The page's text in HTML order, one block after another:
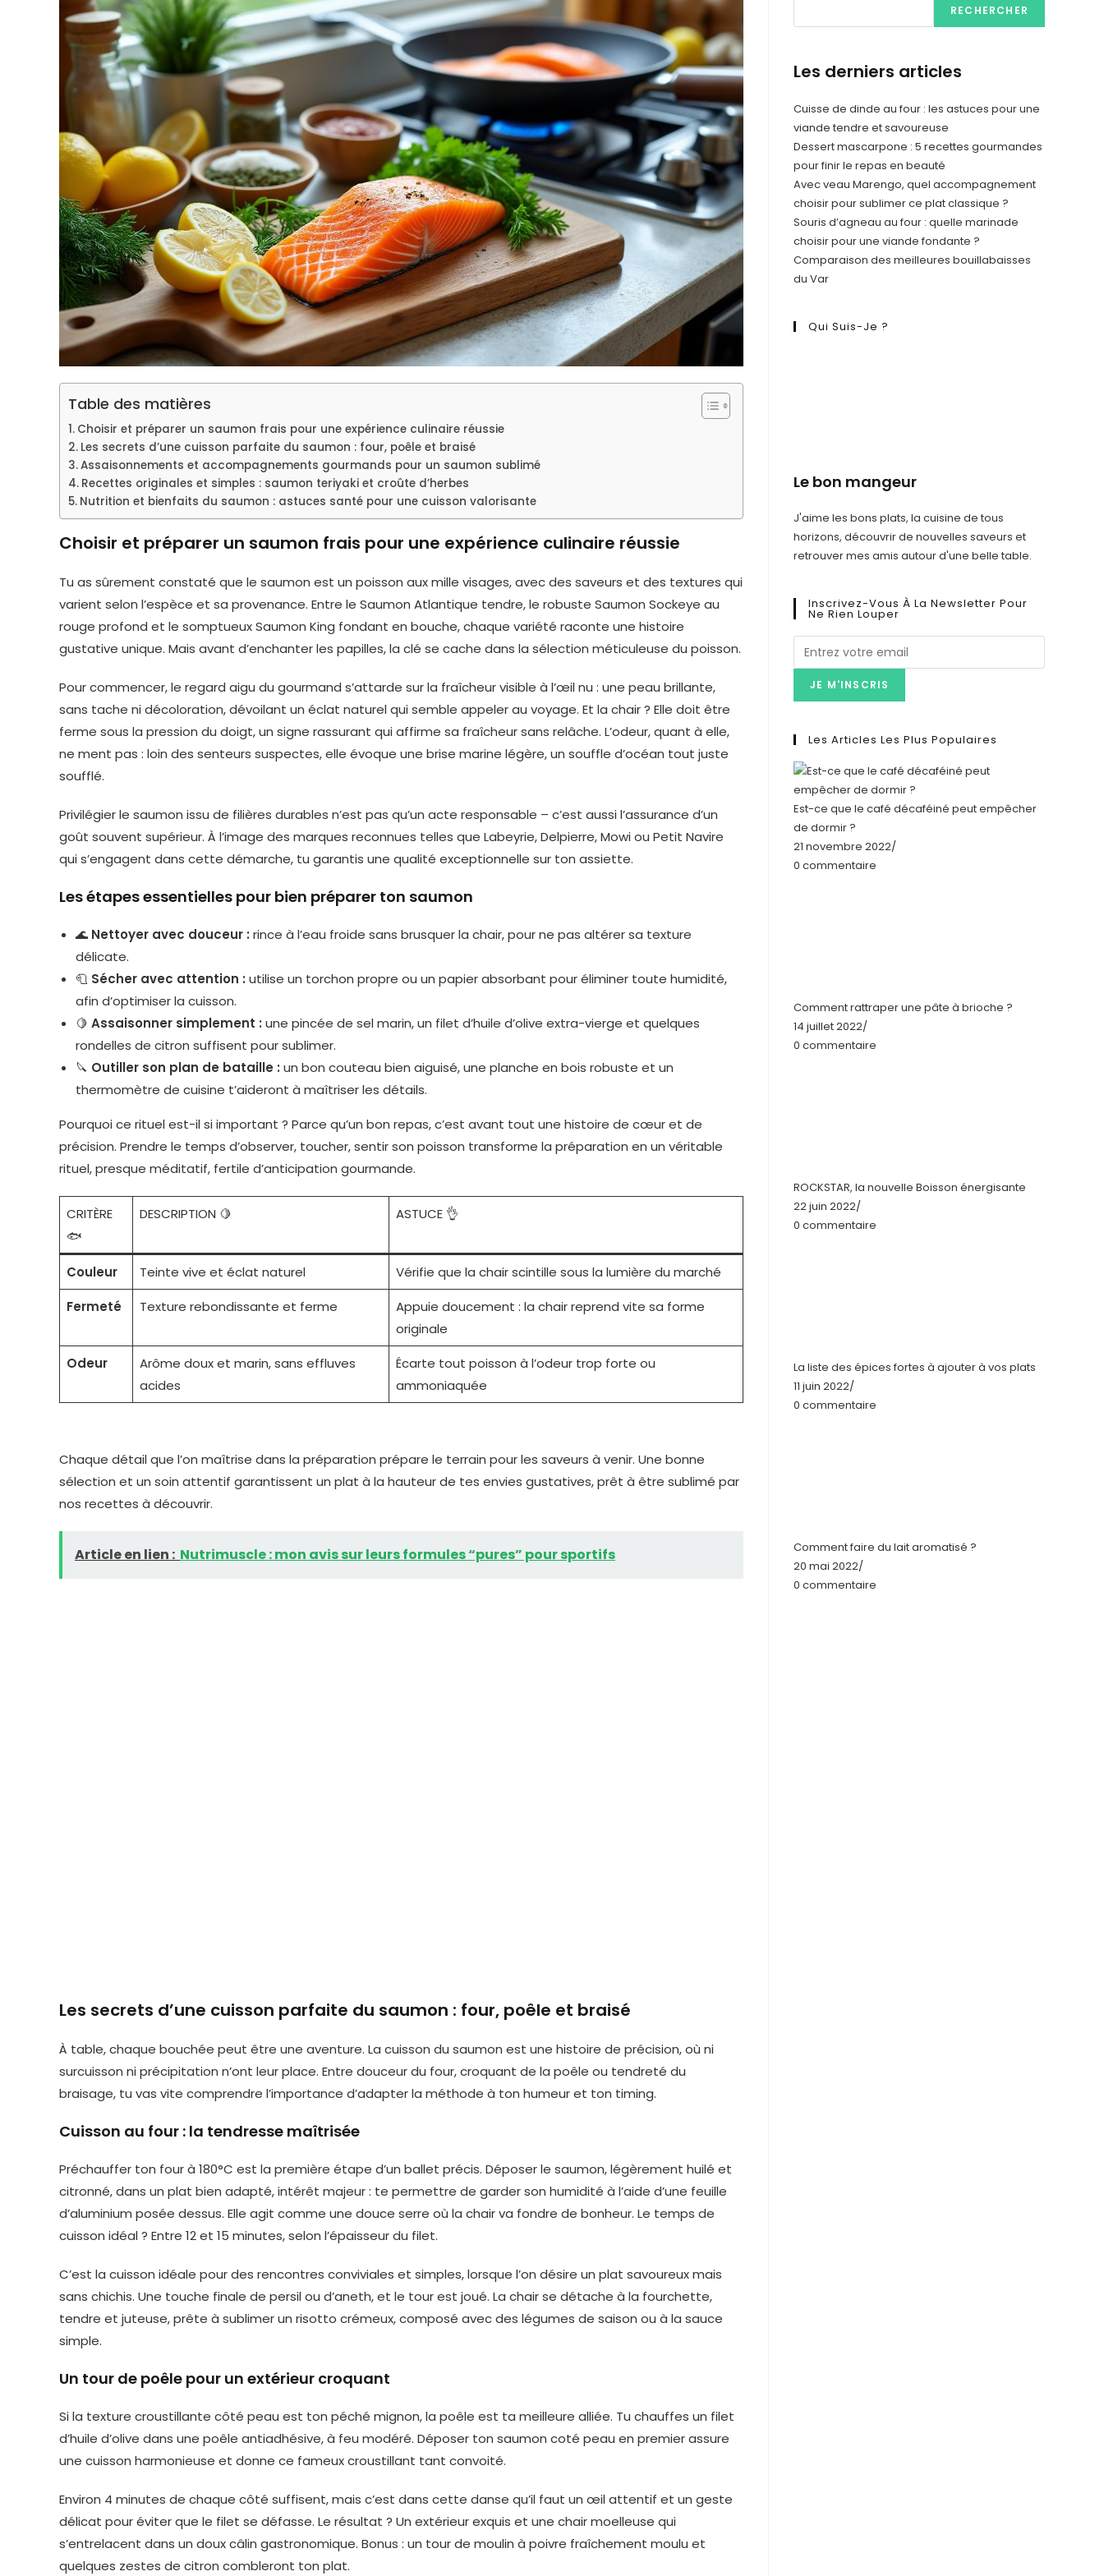
Table des matières
Choisir et préparer un saumon frais pour une expérience culinaire réussie
Les secrets d’une cuisson parfaite du saumon : four, poêle et braisé
Assaisonnements et accompagnements gourmands pour un saumon sublimé
Recettes originales et simples : saumon teriyaki et croûte d’herbes
Nutrition et bienfaits du saumon : astuces santé pour une cuisson valorisante
Choisir et préparer un saumon frais pour une expérience culinaire réussie
Tu as sûrement constaté que le saumon est un poisson aux mille visages, avec des saveurs et des textures qui
varient selon l’espèce et sa provenance. Entre le Saumon Atlantique tendre, le robuste Saumon Sockeye au
rouge profond et le somptueux Saumon King fondant en bouche, chaque variété raconte une histoire
gustative unique. Mais avant d’enchanter les papilles, la clé se cache dans la sélection méticuleuse du poisson.
Pour commencer, le regard aigu du gourmand s’attarde sur la fraîcheur visible à l’œil nu : une peau brillante,
sans tache ni décoloration, dévoilant un éclat naturel qui semble appeler au voyage. Et la chair ? Elle doit être
ferme sous la pression du doigt, un signe rassurant qui affirme sa fraîcheur sans relâche. L’odeur, quant à elle,
ne ment pas : loin des senteurs suspectes, elle évoque une brise marine légère, un souffle d’océan tout juste
soufflé.
Privilégier le saumon issu de filières durables n’est pas qu’un acte responsable – c’est aussi l’assurance d’un
goût souvent supérieur. À l’image des marques reconnues telles que Labeyrie, Delpierre, Mowi ou Petit Navire
qui s’engagent dans cette démarche, tu garantis une qualité exceptionnelle sur ton assiette.
Les étapes essentielles pour bien préparer ton saumon
🌊 Nettoyer avec douceur : rince à l’eau froide sans brusquer la chair, pour ne pas altérer sa texture
délicate.
🧻 Sécher avec attention : utilise un torchon propre ou un papier absorbant pour éliminer toute humidité,
afin d’optimiser la cuisson.
🍋 Assaisonner simplement : une pincée de sel marin, un filet d’huile d’olive extra-vierge et quelques
rondelles de citron suffisent pour sublimer.
🔪 Outiller son plan de bataille : un bon couteau bien aiguisé, une planche en bois robuste et un
thermomètre de cuisine t’aideront à maîtriser les détails.
Pourquoi ce rituel est-il si important ? Parce qu’un bon repas, c’est avant tout une histoire de cœur et de
précision. Prendre le temps d’observer, toucher, sentir son poisson transforme la préparation en un véritable
rituel, presque méditatif, fertile d’anticipation gourmande.
CRITÈRE
🐟
DESCRIPTION 🍋 ASTUCE 👌
Couleur Teinte vive et éclat naturel
Vérifie que la chair scintille sous la lumière du marché
Fermeté
Texture rebondissante et ferme
Appuie doucement : la chair reprend vite sa forme
originale
Odeur
Arôme doux et marin, sans effluves
acides
Écarte tout poisson à l’odeur trop forte ou
ammoniaquée
Chaque détail que l’on maîtrise dans la préparation prépare le terrain pour les saveurs à venir. Une bonne
sélection et un soin attentif garantissent un plat à la hauteur de tes envies gustatives, prêt à être sublimé par
nos recettes à découvrir.
Article en lien : Nutrimuscle : mon avis sur leurs formules “pures” pour sportifs
Les secrets d’une cuisson parfaite du saumon : four, poêle et braisé
À table, chaque bouchée peut être une aventure. La cuisson du saumon est une histoire de précision, où ni
surcuisson ni précipitation n’ont leur place. Entre douceur du four, croquant de la poêle ou tendreté du
braisage, tu vas vite comprendre l’importance d’adapter la méthode à ton humeur et ton timing.
Cuisson au four : la tendresse maîtrisée
Préchauffer ton four à 180°C est la première étape d’un ballet précis. Déposer le saumon, légèrement huilé et
citronné, dans un plat bien adapté, intérêt majeur : te permettre de garder son humidité à l’aide d’une feuille
d’aluminium posée dessus. Elle agit comme une douce serre où la chair va fondre de bonheur. Le temps de
cuisson idéal ? Entre 12 et 15 minutes, selon l’épaisseur du filet.
C’est la cuisson idéale pour des rencontres conviviales et simples, lorsque l’on désire un plat savoureux mais
sans chichis. Une touche finale de persil ou d’aneth, et le tour est joué. La chair se détache à la fourchette,
tendre et juteuse, prête à sublimer un risotto crémeux, composé avec des légumes de saison ou à la sauce
simple.
Un tour de poêle pour un extérieur croquant
Si la texture croustillante côté peau est ton péché mignon, la poêle est ta meilleure alliée. Tu chauffes un filet
d’huile d’olive dans une poêle antiadhésive, à feu modéré. Déposer ton saumon coté peau en premier assure
une cuisson harmonieuse et donne ce fameux croustillant tant convoité.
Environ 4 minutes de chaque côté suffisent, mais c’est dans cette danse qu’il faut un œil attentif et un geste
délicat pour éviter que le filet se défasse. Le résultat ? Un extérieur exquis et une chair moelleuse qui
s’entrelacent dans un doux câlin gastronomique. Bonus : un tour de moulin à poivre fraîchement moulu et
quelques zestes de citron combleront ton plat.
RECHERCHER
Les derniers articles
Cuisse de dinde au four : les astuces pour une
viande tendre et savoureuse
Dessert mascarpone : 5 recettes gourmandes
pour finir le repas en beauté
Avec veau Marengo, quel accompagnement
choisir pour sublimer ce plat classique ?
Souris d’agneau au four : quelle marinade
choisir pour une viande fondante ?
Comparaison des meilleures bouillabaisses
du Var
Qui Suis-Je ?
Le bon mangeur
J'aime les bons plats, la cuisine de tous
horizons, découvrir de nouvelles saveurs et
retrouver mes amis autour d'une belle table.
Inscrivez-Vous À La Newsletter Pour
Ne Rien Louper
JE M'INSCRIS
Les Articles Les Plus Populaires
Est-ce que le café décaféiné peut empêcher
de dormir ?
21 novembre 2022/
0 commentaire
Comment rattraper une pâte à brioche ?
14 juillet 2022/
0 commentaire
ROCKSTAR, la nouvelle Boisson énergisante
22 juin 2022/
0 commentaire
La liste des épices fortes à ajouter à vos plats
11 juin 2022/
0 commentaire
Comment faire du lait aromatisé ?
20 mai 2022/
0 commentaire